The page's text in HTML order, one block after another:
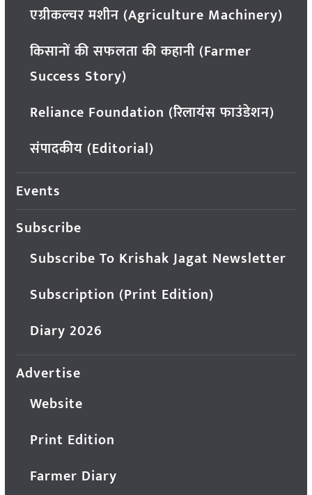
एग्रीकल्चर मशीन (Agriculture Machinery)
किसानों की सफलता की कहानी (Farmer
Success Story)
Reliance Foundation (रिलायंस फाउंडेशन)
संपादकीय (Editorial)
Events
Subscribe
Subscribe To Krishak Jagat Newsletter
Subscription (Print Edition)
Diary 2026
Advertise
Website
Print Edition
Farmer Diary